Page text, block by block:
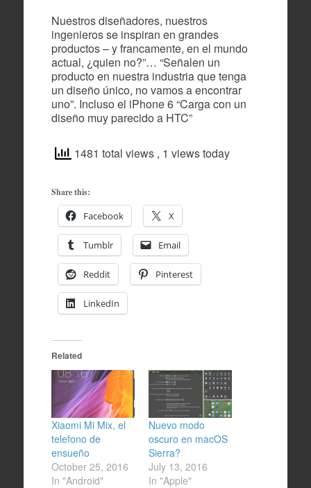
Nuestros diseñadores, nuestros
ingenieros se inspiran en grandes
productos – y francamente, en el mundo
actual, ¿quien no?”… “Señalen un
producto en nuestra industria que tenga
un diseño único, no vamos a encontrar
uno”. Incluso el iPhone 6 “Carga con un
diseño muy parecido a HTC”
1481 total views , 1 views today
Share this:
Facebook X
Tumblr Email
Reddit Pinterest
LinkedIn
Related
Xiaomi Mi Mix, el
telefono de
ensueño
October 25, 2016
In "Android"
Nuevo modo
oscuro en macOS
Sierra?
July 13, 2016
In "Apple"